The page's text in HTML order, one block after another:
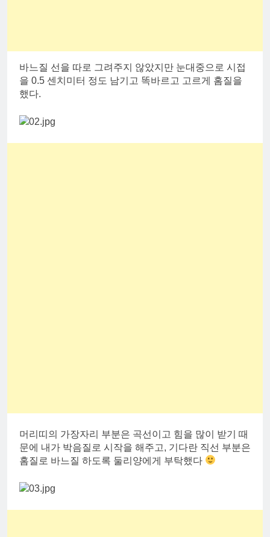
바느질 선을 따로 그려주지 않았지만 눈대중으로 시접
을 0.5 센치미터 정도 남기고 똑바르고 고르게 홈질을
했다.
머리띠의 가장자리 부분은 곡선이고 힘을 많이 받기 때
문에 내가 박음질로 시작을 해주고, 기다란 직선 부분은
홈질로 바느질 하도록 둘리양에게 부탁했다